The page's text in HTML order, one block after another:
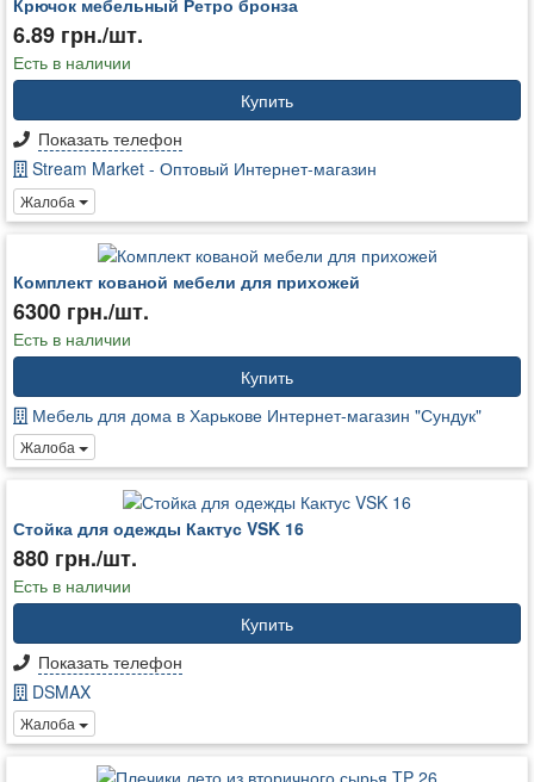
Крючок мебельный Ретро бронза
6.89 грн./шт.
Есть в наличии
Купить
Показать телефон
Stream Market - Оптовый Интернет-магазин
Жалоба
Комплект кованой мебели для прихожей
6300 грн./шт.
Есть в наличии
Купить
Мебель для дома в Харькове Интернет-магазин "Сундук"
Жалоба
Стойка для одежды Кактус VSK 16
880 грн./шт.
Есть в наличии
Купить
Показать телефон
DSMAX
Жалоба